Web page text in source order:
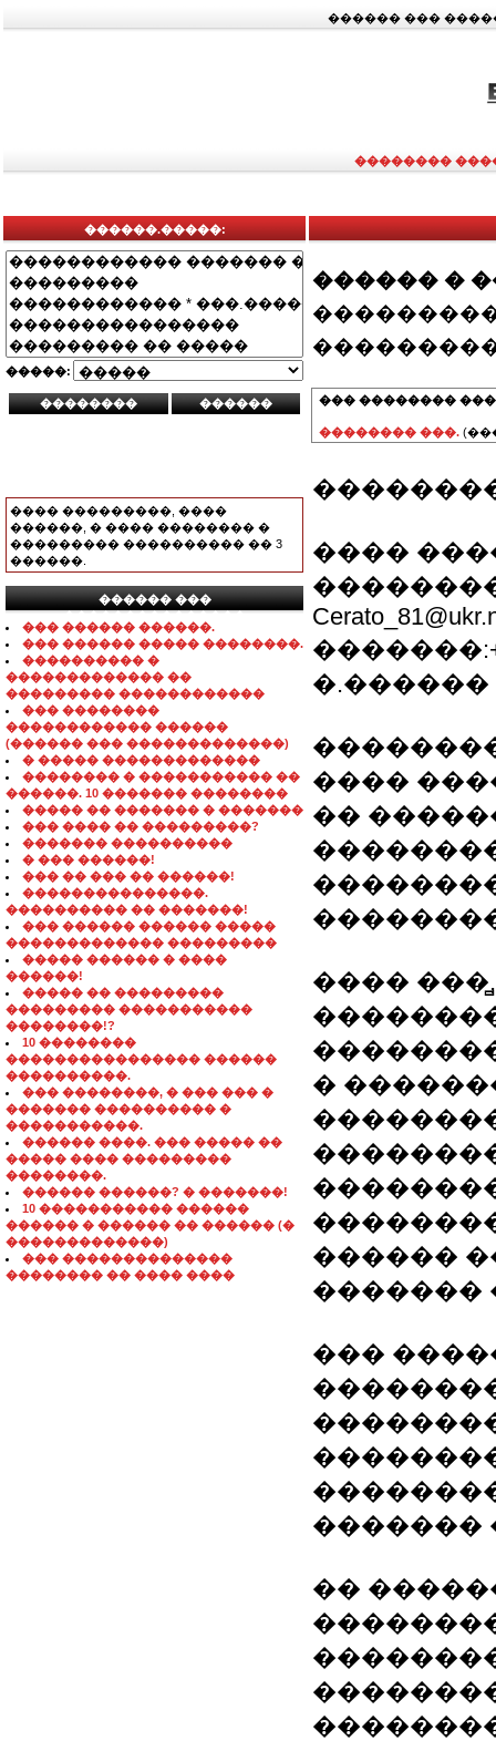
������ ���
��������
������.�����:
�����:
���� ���������, ����
������, � ���� �������� �
��������� ���������� �� 3
������.
������ ���
���������������
��� ������ ������.
��� ������ ����� ��������.
���������� �
������������� ��
��������� ������������
��� ��������
������������ ������
(������ ��� �������������)
� ����� �������������
�������� � ����������� ��
������. 10 ������� ��������
����� �� ������� � �������
��� ���� �� ���������?
������� ����������
� ��� ������!
��� �� ��� �� ������!
���������������.
���������� �� �������!
��� ������ ������ �����
������������� ���������
����� ������ � ����
������!
����� �� ���������
��������� �����������
��������!?
10 ��������
���������������� ������
����������.
��� ��������, � ��� ��� �
������� ���������� �
�����������.
������ ����. ��� ����� ��
����� ���� ���������
��������.
������ ������? � �������!
10 ����������� ������
������ � ������ �� ������ (�
�������������)
��� ��������������
�������� �� ���� ����
������ �
��� ��������
�������� ���.
����
�.������
����
��
���� ���̻,
�
������
�������
���
�������
��